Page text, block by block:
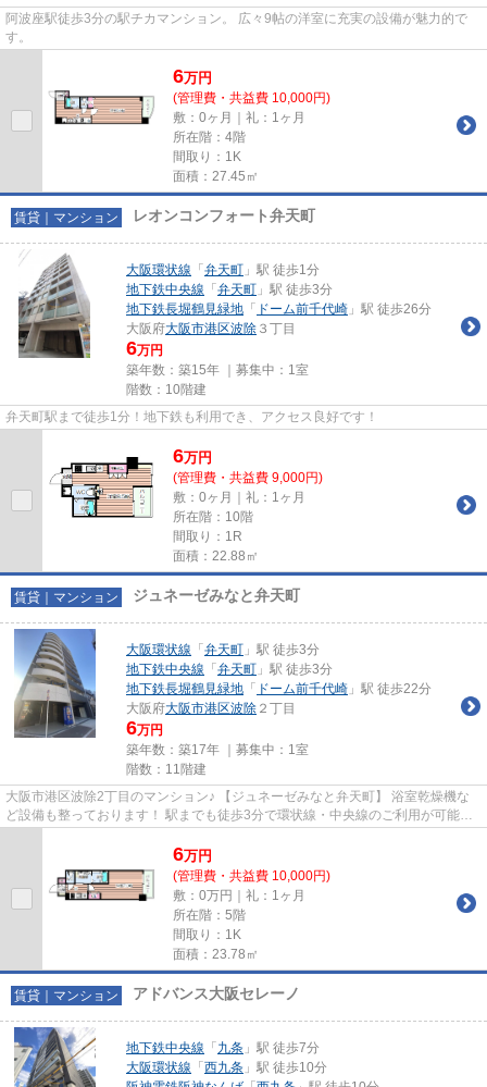
阿波座駅徒歩3分の駅チカマンション。 広々9帖の洋室に充実の設備が魅力的で
す。
6万円
(管理費・共益費 10,000円)
敷：0ヶ月｜礼：1ヶ月
所在階：4階
間取り：1K
面積：27.45㎡
賃貸｜マンション レオンコンフォート弁天町
大阪環状線 「 弁天町 」駅 徒歩1分
地下鉄中央線 「 弁天町 」駅 徒歩3分
地下鉄長堀鶴見緑地 「 ドーム前千代崎 」駅 徒歩26分
大阪府大阪市港区波除 ３丁目
6万円
築年数：築15年 ｜募集中： 1室
階数：10階建
弁天町駅まで徒歩1分！地下鉄も利用でき、アクセス良好です！
6万円
(管理費・共益費 9,000円)
敷：0ヶ月｜礼：1ヶ月
所在階：10階
間取り：1R
面積：22.88㎡
賃貸｜マンション ジュネーゼみなと弁天町
大阪環状線 「 弁天町 」駅 徒歩3分
地下鉄中央線 「 弁天町 」駅 徒歩3分
地下鉄長堀鶴見緑地 「 ドーム前千代崎 」駅 徒歩22分
大阪府大阪市港区波除 ２丁目
6万円
築年数：築17年 ｜募集中： 1室
階数：11階建
大阪市港区波除2丁目のマンション♪ 【ジュネーゼみなと弁天町】 浴室乾燥機な
ど設備も整っております！ 駅までも徒歩3分で環状線・中央線のご利用が可能で
6万円
(管理費・共益費 10,000円)
敷：0万円｜礼：1ヶ月
所在階：5階
間取り：1K
面積：23.78㎡
賃貸｜マンション アドバンス大阪セレーノ
地下鉄中央線 「 九条 」駅 徒歩7分
大阪環状線 「 西九条 」駅 徒歩10分